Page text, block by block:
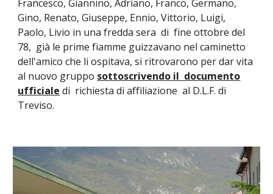
Francesco, Giannino, Adriano, Franco, Germano,
Gino, Renato, Giuseppe, Ennio, Vittorio, Luigi,
Paolo, Livio in una fredda sera di fine ottobre del
78, già le prime fiamme guizzavano nel caminetto
dell'amico che li ospitava, si ritrovarono per dar vita
al nuovo gruppo sottoscrivendo il documento
ufficiale di richiesta di affiliazione al D.L.F. di
Treviso.